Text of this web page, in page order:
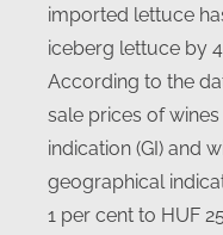
imported lettuce
iceberg lettuce by
According to the
sale prices of
indication (GI) and
geographical
1 per cent to HUF